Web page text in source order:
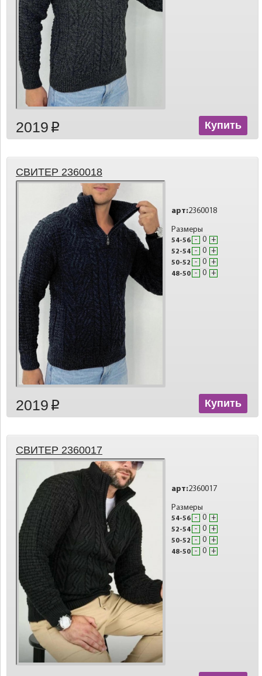
2019 p Купить
СВИТЕР 2360018
арт:2360018
Размеры
54-56 - +
52-54 - +
50-52 - +
48-50 - +
2019 p Купить
СВИТЕР 2360017
арт:2360017
Размеры
54-56 - +
52-54 - +
50-52 - +
48-50 - +